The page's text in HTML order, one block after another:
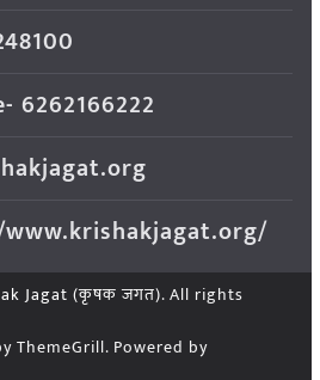
6262166222
Jagat (कृषक जगत). All rights
ThemeGrill. Powered by